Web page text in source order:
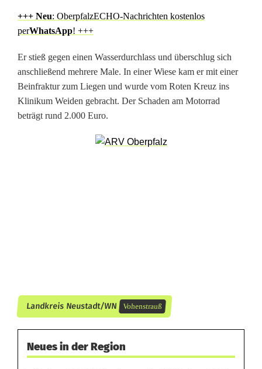
r
o
t
o
a
l
+++ Neu: OberpfalzECHO-Nachrichten kostenlos
perWhatsApp! +++
Er stieß gegen einen Wasserdurchlass und überschlug sich
anschließend mehrere Male. In einer Wiese kam er mit einer
Beinfraktur zum Liegen und wurde vom Roten Kreuz ins
Klinikum Weiden gebracht. Der Schaden am Motorrad
beträgt rund 2.000 Euro.
Landkreis Neustadt/WN Vohenstrauß
Neues in der Region